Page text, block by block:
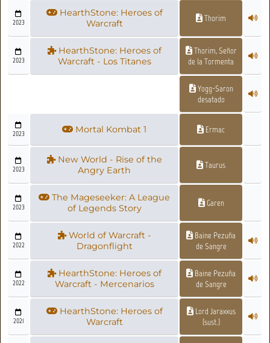
2023
HearthStone: Heroes of
Warcraft
Thorim
2023
HearthStone: Heroes of
Warcraft - Los Titanes
Thorim, Señor
de la Tormenta
Yogg-Saron
desatado
2023 Mortal Kombat 1 Ermac
2023
New World - Rise of the
Angry Earth
Taurus
2023
The Mageseeker: A League
of Legends Story
Garen
2022
World of Warcraft -
Dragonflight
Baine Pezuña
de Sangre
2022
HearthStone: Heroes of
Warcraft - Mercenarios
Baine Pezuña
de Sangre
2021
HearthStone: Heroes of
Warcraft
Lord Jaraxxus
(sust.)